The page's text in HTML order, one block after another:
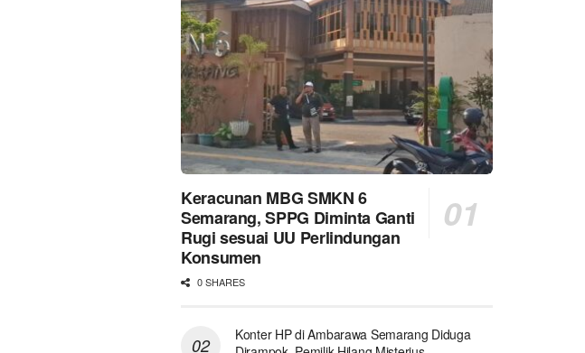
Keracunan MBG SMKN 6
Semarang, SPPG Diminta Ganti
Rugi sesuai UU Perlindungan
Konsumen
0 SHARES
Konter HP di Ambarawa Semarang Diduga